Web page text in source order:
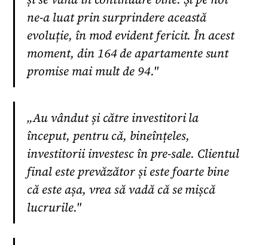
ne-a luat prin surprindere această
evoluție, în mod evident fericit. În acest
moment, din 164 de apartamente sunt
promise mai mult de 94."
„Au vândut și către investitori la
început, pentru că, bineînțeles,
investitorii investesc în pre-sale. Clientul
final este prevăzător și este foarte bine
că este așa, vrea să vadă că se mișcă
lucrurile."